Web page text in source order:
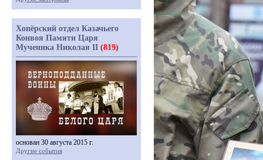
Хопёрский отдел Казачьего
Конвоя Памяти Царя
Мученика Николая II (819)
основан 30 августа 2015 г.
Другие события